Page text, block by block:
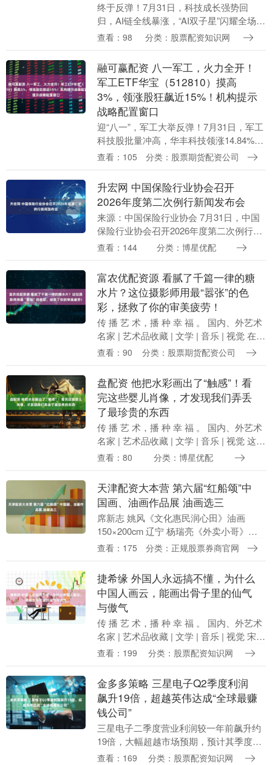
终于反弹！7月31日，科技成长强势回
归，AI链全线暴涨，“AI双子星”闪耀全场
——创业板人工智能ETF华宝
（589520....
查看：98 分类：股票配资知识网
融可赢配资 八一军工，火力全开！
军工ETF华宝（512810）摸高
3%，领涨股狂飙近15%！机构提示
战略配置窗口
迎“八一”，军工大举反弹！7月31日，军工
科技股批量冲高，华丰科技领涨14.84%，
航天电器涨7.47%，海兰信、建设工业、
查看：105 分类：股票期货配资公司
升宏网 中国保险行业协会召开
2026年度第二次例行新闻发布会
来源：中国保险行业协会 7月31日，中国
保险行业协会召开2026年度第二次例行新
闻发布会。中国保险行业协会党委委员、
市场运行....
查看：144 分类：博星优配
富农优配资源 看腻了千篇一律的糖
水片？这位摄影师用最“嚣张”的色
彩，拯救了你的审美疲劳！
传 播 艺 术，播 种 幸 福 。 国内、外艺术
名家 | 艺术品收藏 | 文学 | 音乐 | 视觉 在这
个图像如洪流般泛滥的时代，每个人都在
查看：90 分类：股票期货配资公司
盘配资 他把水彩画出了“触感”！看
完这些婴儿肖像，才发现我们弄丢
了最珍贵的东西
传 播 艺 术，播 种 幸 福 。 国内、外艺术
名家 | 艺术品收藏 | 文学 | 音乐 | 视觉 这不
是照片，是水彩！他只用一管颜料，就戳
查看：80 分类：博星优配
天津配资大本营 第六届“红船颂”中
国画、油画作品展 油画选三
席新志 姚风《文化惠民润心田》油画
150×200cm 辽宁 杨瑞亮《外卖小哥》油
画 河北 熊长江 《热土》江西 油画
查看：175 分类：正规股票券商官网
捷希缘 外国人永远搞不懂，为什么
中国人画云，能画出骨子里的仙气
与傲气
传 播 艺 术，播 种 幸 福 。 国内、外艺术
名家 | 艺术品收藏 | 文学 | 音乐 | 视觉 宋
米芾《云山图 》 宋 米芾《云起楼图》 宋
查看：199 分类：股票配资知识网
金多多策略 三星电子Q2季度利润
飙升19倍，超越英伟达成“全球最赚
钱公司”
三星电子二季度营业利润较一年前飙升约
19倍，大幅超越市场预期，预计其季度营
业利润将位居全球最高。 北京时间周二，
查看：169 分类：股票配资知识网